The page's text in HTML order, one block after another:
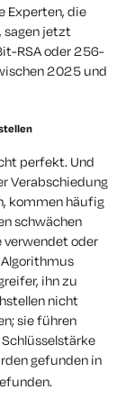
Experten, die
sagen jetzt
RSA oder 256-
2025 und
perfekt. Und
Verabschiedung
kommen häufig
schwächen
verwendet oder
ihn zu
nicht
sie führen
gefunden in